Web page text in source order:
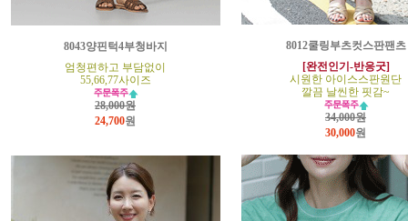
8043양핀턱4부청바지
엄청편하고 부담없이
55,66,77사이즈
28,000원
24,700원
8012쿨링부츠컷스판팬츠
[완전인기-반응굿]
시원한 아이스스판원단
깔끔 날씬한 핏감~
34,000원
30,000원